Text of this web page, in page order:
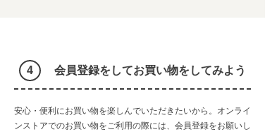
会員登録をしてお買い物をしてみよう
安心・便利にお買い物を楽しんでいただきたいから。オンライ
ンストアでのお買い物をご利用の際には、会員登録をお願いし